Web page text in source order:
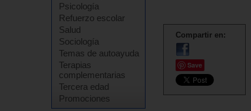
Psicología
Refuerzo escolar
Salud
Sociología
Temas de autoayuda
Terapias
complementarias
Tercera edad
Promociones
Compartir en:
Save